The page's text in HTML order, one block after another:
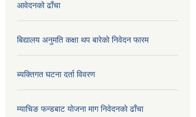
आवेदनको ढाँचा
बिद्यालय अनुमति कक्षा थप बारेकाे निवेदन फारम
ब्यक्तिगत घटना दर्ता विवरण
म्याचिङ फन्डबाट याेजना माग निवेदनकाे ढाँचा